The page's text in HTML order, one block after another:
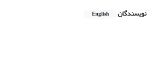
نویسندگان English